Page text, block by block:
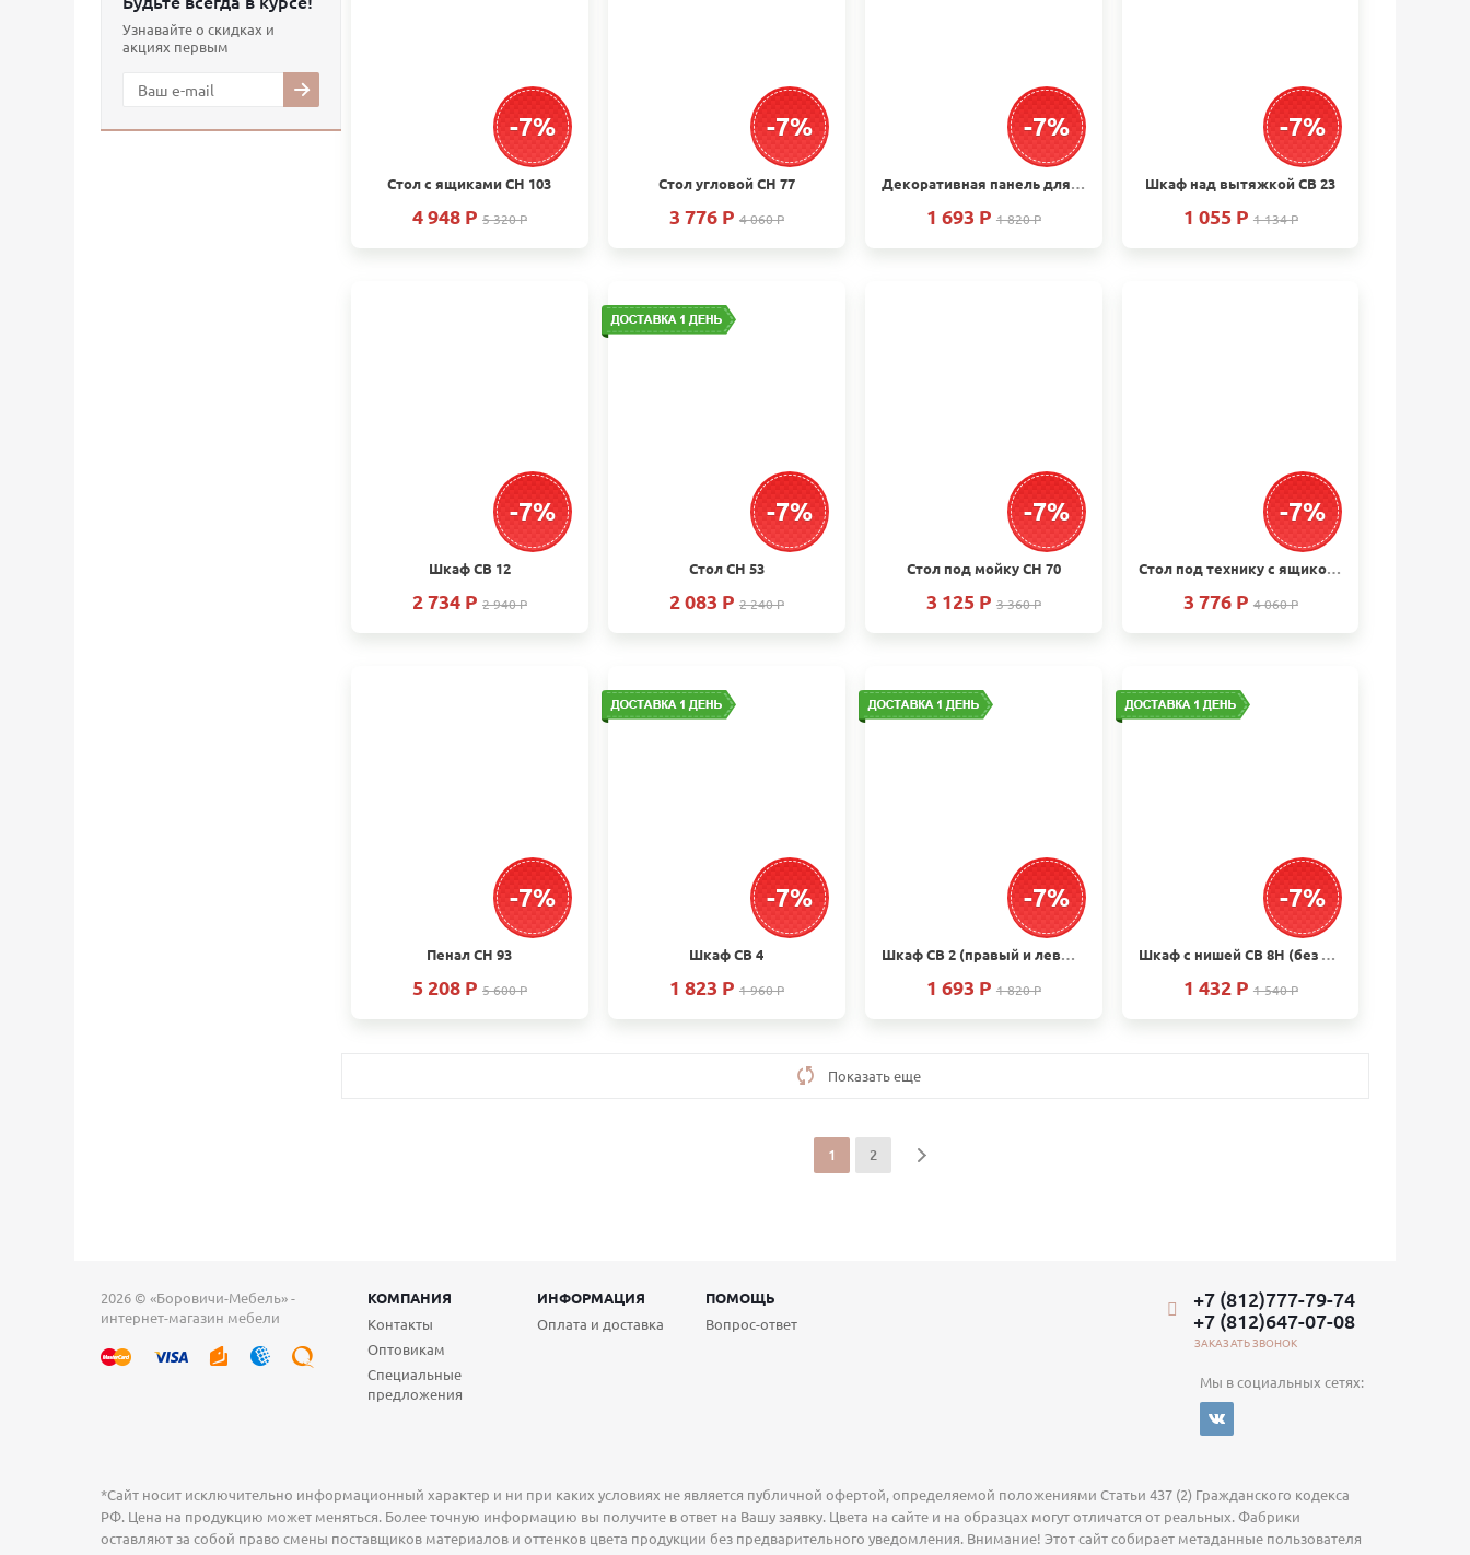
Узнавайте о скидках и
акциях первым
-7%
Стол с ящиками СН 103
4 948 P 5 320 P
-7%
Стол угловой СН 77
3 776 P 4 060 P
-7%
Декоративная панель для посудомоечной машины СН 97 (фасад для посудомойки)
1 693 P 1 820 P
-7%
Шкаф над вытяжкой СВ 23
1 055 P 1 134 P
-7%
Шкаф СВ 12
2 734 P 2 940 P
-7%
Стол СН 53
2 083 P 2 240 P
-7%
Стол под мойку СН 70
3 125 P 3 360 P
-7%
Стол под технику с ящиком СН 66
3 776 P 4 060 P
-7%
Пенал СН 93
5 208 P 5 600 P
-7%
Шкаф СВ 4
1 823 P 1 960 P
-7%
Шкаф СВ 2 (правый и левый)
1 693 P 1 820 P
-7%
Шкаф с нишей СВ 8Н (без ручек)
1 432 P 1 540 P
Показать еще
1 2
2026 © «Боровичи-Мебель» -
интернет-магазин мебели
КОМПАНИЯ ИНФОРМАЦИЯ
ПОМОЩЬ
Контакты
Оптовикам
Специальные
предложения
Оплата и доставка Вопрос-ответ
+7 (812)777-79-74
+7 (812)647-07-08
ЗАКАЗАТЬ ЗВОНОК
Мы в социальных сетях:
*Сайт носит исключительно информационный характер и ни при каких условиях не является публичной офертой, определяемой положениями Статьи 437 (2) Гражданского кодекса
РФ. Цена на продукцию может меняться. Более точную информацию вы получите в ответ на Вашу заявку. Цвета на сайте и на образцах могут отличатся от реальных. Фабрики
оставляют за собой право смены поставщиков материалов и оттенков цвета продукции без предварительного уведомления. Внимание! Этот сайт собирает метаданные пользователя